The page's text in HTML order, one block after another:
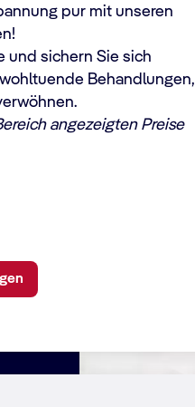
pur mit unseren
und sichern Sie sich
Behandlungen,
angezeigten Preise